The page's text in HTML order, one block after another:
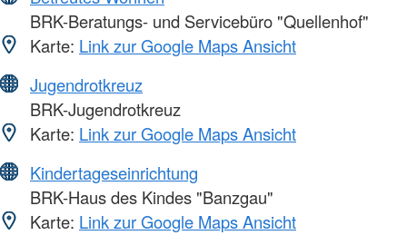
BRK-Beratungs- und Servicebüro "Quellenhof"
Karte: Link zur Google Maps Ansicht
Jugendrotkreuz
BRK-Jugendrotkreuz
Karte: Link zur Google Maps Ansicht
Kindertageseinrichtung
BRK-Haus des Kindes "Banzgau"
Karte: Link zur Google Maps Ansicht